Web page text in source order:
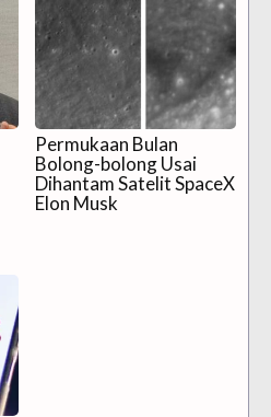
Permukaan Bulan
Bolong-bolong Usai
Dihantam Satelit SpaceX
Elon Musk